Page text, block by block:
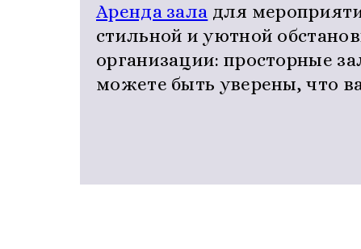
Аренда зала для
стильной и уютной
организации: просторные
можете быть уверены, что